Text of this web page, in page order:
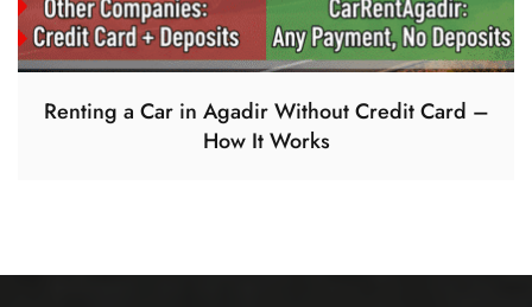
Renting a Car in Agadir Without Credit Card –
How It Works